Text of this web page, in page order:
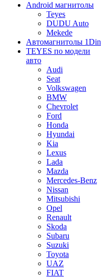
Android магнитолы
Teyes
DUDU Auto
Mekede
Автомагнитолы 1Din
TEYES по модели
авто
Audi
Seat
Volkswagen
BMW
Chevrolet
Ford
Honda
Hyundai
Kia
Lexus
Lada
Mazda
Mercedes-Benz
Nissan
Mitsubishi
Opel
Renault
Skoda
Subaru
Suzuki
Toyota
UAZ
FIAT